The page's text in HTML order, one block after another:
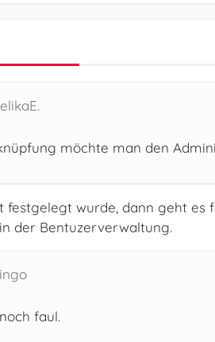
möchte man den
festgelegt wurde, dann geht
der Bentuzerverwaltung.
faul.